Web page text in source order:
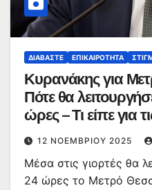
ΔΙΑΒΆΣΤΕ ΕΠΙΚΑΙΡΌΤΗΤΑ
Κυρανάκης για
Πότε θα
ώρες – Τι είπε για
για παραβάσεις
12 ΝΟΕΜΒΡΊΟΥ 2025
Μέσα στις γιορτές θα
24 ώρες το Μετρό